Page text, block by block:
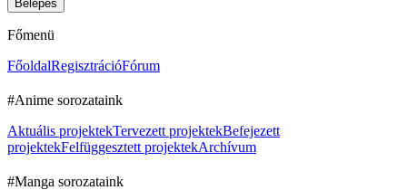
Főmenü
FőoldalRegisztrációFórum
#Anime sorozataink
Aktuális projektekTervezett projektekBefejezett
projektekFelfüggesztett projektekArchívum
#Manga sorozataink